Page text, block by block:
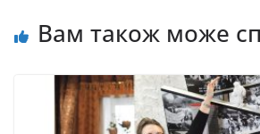
Вам також може